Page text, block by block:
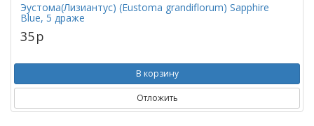
Эустома(Лизиантус) (Eustoma grandiflorum) Sapphire
Blue, 5 драже
35p
В корзину
Отложить